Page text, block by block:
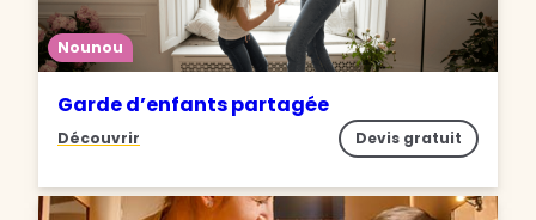
Nounou
Garde d’enfants partagée
Découvrir Devis gratuit